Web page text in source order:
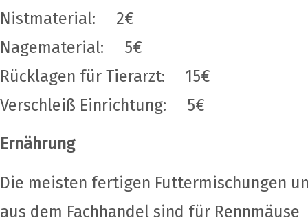
Nistmaterial: 2€
Nagematerial: 5€
Rücklagen für Tierarzt: 15€
Verschleiß Einrichtung: 5€
Ernährung
Die meisten fertigen Futtermischungen
aus dem Fachhandel sind für Rennmäuse